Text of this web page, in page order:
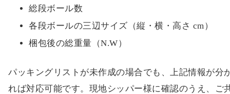
総段ボール数
各段ボールの三辺サイズ（縦・横・高さ cm）
梱包後の総重量（N.W）
パッキングリストが未作成の場合でも、上記情報が分
れば対応可能です。現地シッパー様に確認のうえ、ご